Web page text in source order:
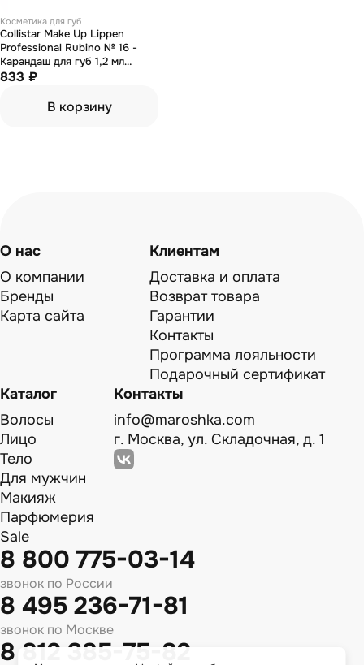
Косметика для губ
Collistar Make Up Lippen
Professional Rubino № 16 -
Карандаш для губ 1,2 мл
(тестер)
833 ₽
В корзину
О нас
О компании
Бренды
Карта сайта
Клиентам
Доставка и оплата
Возврат товара
Гарантии
Контакты
Программа лояльности
Подарочный сертификат
Каталог
Волосы
Лицо
Тело
Для мужчин
Макияж
Парфюмерия
Sale
Контакты
info@maroshka.com
г. Москва, ул. Складочная, д. 1
8 800 775-03-14
звонок по России
8 495 236-71-81
звонок по Москве
8 812 385-75-82